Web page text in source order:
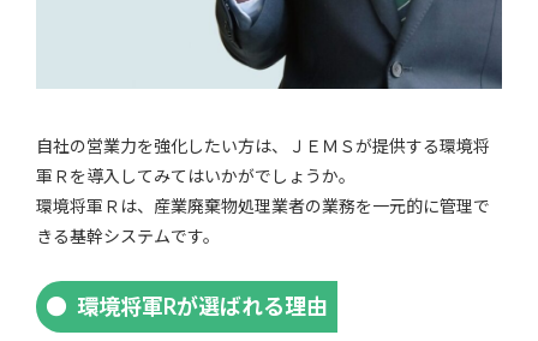
自社の営業力を強化したい方は、ＪＥＭＳが提供する環境将
軍Ｒを導入してみてはいかがでしょうか。
環境将軍Ｒは、産業廃棄物処理業者の業務を一元的に管理で
きる基幹システムです。
環境将軍Rが選ばれる理由